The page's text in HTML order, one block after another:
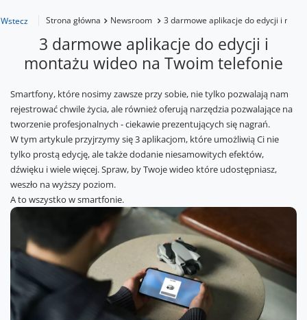
Wstecz Strona główna Newsroom 3 darmowe aplikacje do edycji i
3 darmowe aplikacje do edycji i
montażu wideo na Twoim telefonie
Smartfony, które nosimy zawsze przy sobie, nie tylko pozwalają nam
rejestrować chwile życia, ale również oferują narzędzia pozwalające na
tworzenie profesjonalnych - ciekawie prezentujących się nagrań.
W tym artykule przyjrzymy się 3 aplikacjom, które umożliwią Ci nie
tylko prostą edycję, ale także dodanie niesamowitych efektów,
dźwięku i wiele więcej. Spraw, by Twoje wideo które udostępniasz,
weszło na wyższy poziom.
A to wszystko w smartfonie.